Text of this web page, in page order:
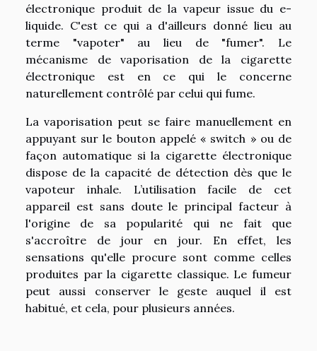
électronique produit de la vapeur issue du e-
liquide. C'est ce qui a d'ailleurs donné lieu au
terme "vapoter" au lieu de "fumer". Le
mécanisme de vaporisation de la cigarette
électronique est en ce qui le concerne
naturellement contrôlé par celui qui fume.
La vaporisation peut se faire manuellement en
appuyant sur le bouton appelé « switch » ou de
façon automatique si la cigarette électronique
dispose de la capacité de détection dès que le
vapoteur inhale. L’utilisation facile de cet
appareil est sans doute le principal facteur à
l'origine de sa popularité qui ne fait que
s'accroître de jour en jour. En effet, les
sensations qu'elle procure sont comme celles
produites par la cigarette classique. Le fumeur
peut aussi conserver le geste auquel il est
habitué, et cela, pour plusieurs années.